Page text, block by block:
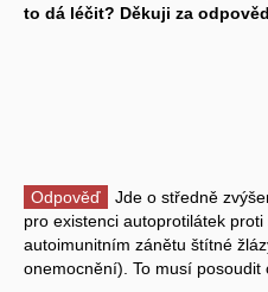
to dá léčit? Děkuji za
Odpověď
Jde o středně
pro existenci autoprotilátek
autoimunitním zánětu štítné
onemocnění). To musí posoudit